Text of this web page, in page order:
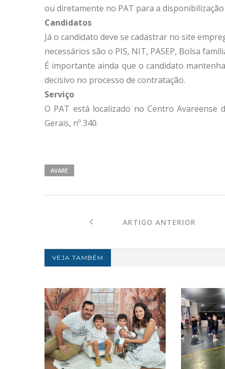
ou diretamente no PAT para a
Candidatos
Já o candidato deve se cadastrar no site
necessários são o PIS, NIT, PASEP, Bolsa
É importante ainda que o candidato
decisivo no processo de contratação.
Serviço
O PAT está localizado no Centro Avareense
Gerais, nº 340.
AVARÉ
ARTIGO ANTERIOR
VEJA TAMBÉM